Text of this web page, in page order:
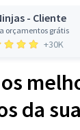
- Cliente
orçamentos grátis
+30K
da